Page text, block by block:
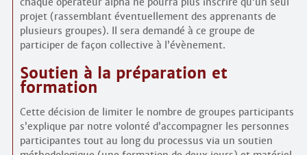
projet (rassemblant éventuellement des apprenants de
plusieurs groupes). Il sera demandé à ce groupe de
participer de façon collective à l’évènement.
Soutien à la préparation et
formation
Cette décision de limiter le nombre de groupes participants
s’explique par notre volonté d’accompagner les personnes
participantes tout au long du processus via un soutien